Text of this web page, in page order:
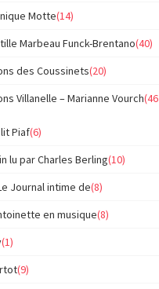
Motte(14)
Marbeau Funck-Brentano(40)
des Coussinets(20)
Villanelle – Marianne Vourch(46
Piaf(6)
lu par Charles Berling(10)
Journal intime de(8)
en musique(8)
(1)
(9)